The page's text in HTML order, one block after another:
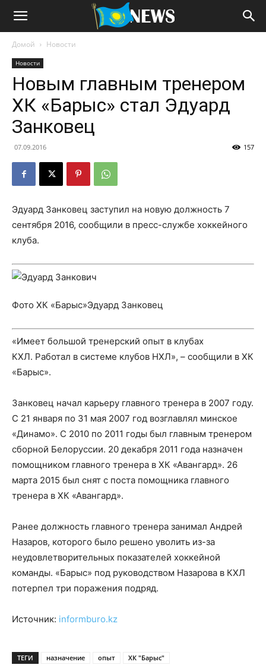
Домой Новости
Новости
Новым главным тренером
ХК «Барыс» стал Эдуард
Занковец
07.09.2016 157
Эдуард Занковец заступил на новую должность 7
сентября 2016, сообщили в пресс-службе хоккейного
клуба.
Фото ХК «Барыс»Эдуард Занковец
«Имеет большой тренерский опыт в клубах
КХЛ. Работал в системе клубов НХЛ», – сообщили в ХК
«Барыс».
Занковец начал карьеру главного тренера в 2007 году.
С 21 января по 31 мая 2007 год возглавлял минское
«Динамо». С 2010 по 2011 годы был главным тренером
сборной Белоруссии. 20 декабря 2011 года назначен
помощником главного тренера в ХК «Авангард». 26
марта 2015 был снят с поста помощника главного
тренера в ХК «Авангард».
Ранее должность главного тренера занимал Андрей
Назаров, которого было решено уволить из-за
неудовлетворительных показателей хоккейной
команды. «Барыс» под руководством Назарова в КХЛ
потерпел три поражения подряд.
Источник: informburo.kz
ТЕГИ назначение опыт ХК "Барыс"